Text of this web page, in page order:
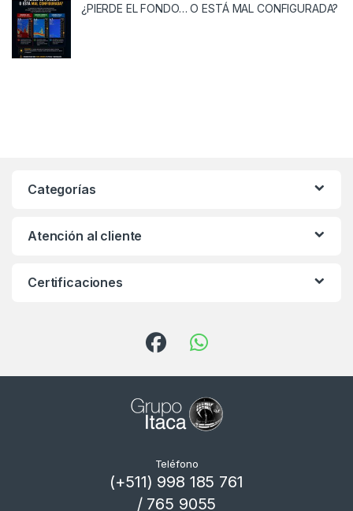
¿PIERDE EL FONDO… O ESTÁ MAL CONFIGURADA?
Categorías
Atención al cliente
Certificaciones
Teléfono
(+511) 998 185 761
/ 765 9055